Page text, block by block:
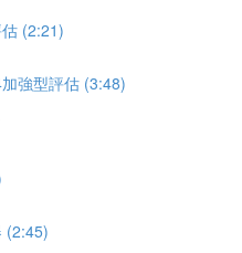
(2:21)
強型評估 (3:48)
(2:45)